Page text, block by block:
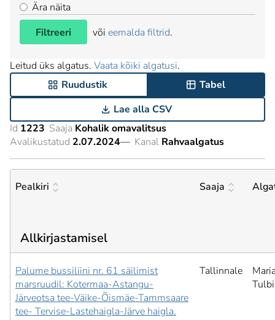
Ära näita
Filtreeri
või eemalda filtrid.
Leitud üks algatus. Vaata kõiki algatusi.
Ruudustik
Tabel
Lae alla CSV
Id 1223 Saaja Kohalik omavalitsus
Avalikustatud 2.07.2024— Kanal Rahvaalgatus
Pealkiri Saaja
Allkirjastamisel
Palume bussiliini nr. 61 säilimist
marsruudil: Kotermaa-Astangu-
Järveotsa tee-Väike-Õismäe-Tammsaare
tee- Tervise-Lastehaigla-Järve haigla.
Tallinnale